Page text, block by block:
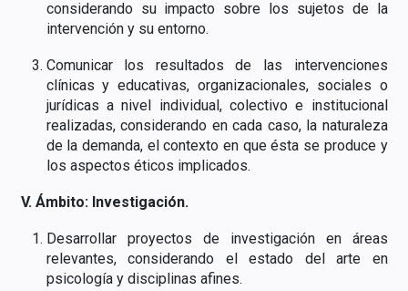
considerando su impacto sobre los sujetos de la
intervención y su entorno.
Comunicar los resultados de las intervenciones
clínicas y educativas, organizacionales, sociales o
jurídicas a nivel individual, colectivo e institucional
realizadas, considerando en cada caso, la naturaleza
de la demanda, el contexto en que ésta se produce y
los aspectos éticos implicados.
V. Ámbito: Investigación.
Desarrollar proyectos de investigación en áreas
relevantes, considerando el estado del arte en
psicología y disciplinas afines.